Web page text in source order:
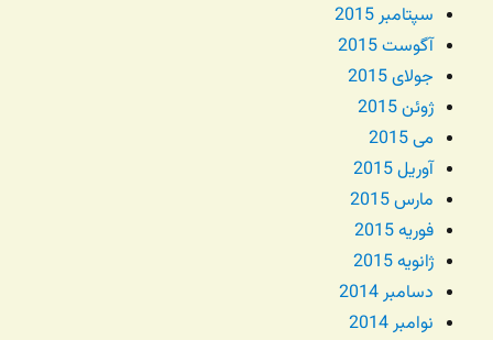
سپتامبر 2015
آگوست 2015
جولای 2015
ژوئن 2015
می 2015
آوریل 2015
مارس 2015
فوریه 2015
ژانویه 2015
دسامبر 2014
نوامبر 2014